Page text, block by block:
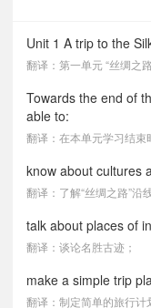
Unit 1 A trip to the
翻译：第一单元 “丝绸之
Towards the end of
able to:
翻译：在本单元学习结束
know about cultures
翻译：了解“丝绸之路”沿
talk about places of
翻译：谈论名胜古迹；
make a simple trip
翻译：制定简单的旅行计